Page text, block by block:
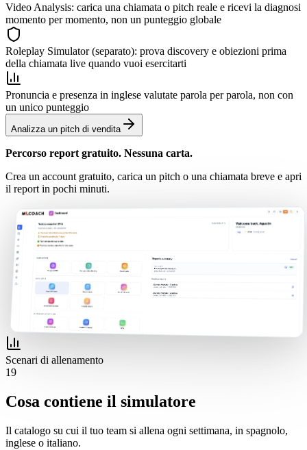
Video Analysis: carica una chiamata o pitch reale e ricevi la diagnosi
momento per momento, non un punteggio globale
Roleplay Simulator (separato): prova discovery e obiezioni prima
della chiamata live quando vuoi esercitarti
Pronuncia e presenza in inglese valutate parola per parola, non con
un unico punteggio
Analizza un pitch di vendita
Percorso report gratuito. Nessuna carta.
Crea un account gratuito, carica un pitch o una chiamata breve e apri
il report in pochi minuti.
Scenari di allenamento
19
Cosa contiene il simulatore
Il catalogo su cui il tuo team si allena ogni settimana, in spagnolo,
inglese o italiano.